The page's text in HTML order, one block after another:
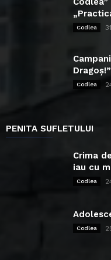
Codlea
Dragoș!”
Codlea
PENITA SUFLETULUI
Crima
iau cu
Codlea
Codlea